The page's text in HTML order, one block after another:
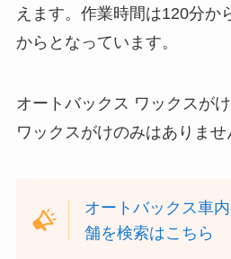
えます。作業時間は120分か
からとなっています。
オートバックス ワックスが
ワックスがけのみはありませ
オートバックス車
舗を検索はこちら